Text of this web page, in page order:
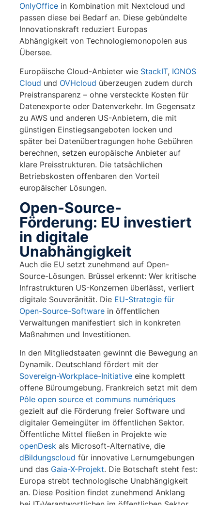
OnlyOffice in Kombination mit Nextcloud und
passen diese bei Bedarf an. Diese gebündelte
Innovationskraft reduziert Europas
Abhängigkeit von Technologiemonopolen aus
Übersee.
Europäische Cloud-Anbieter wie StackIT, IONOS
Cloud und OVHcloud überzeugen zudem durch
Preistransparenz – ohne versteckte Kosten für
Datenexporte oder Datenverkehr. Im Gegensatz
zu AWS und anderen US-Anbietern, die mit
günstigen Einstiegsangeboten locken und
später bei Datenübertragungen hohe Gebühren
berechnen, setzen europäische Anbieter auf
klare Preisstrukturen. Die tatsächlichen
Betriebskosten offenbaren den Vorteil
europäischer Lösungen.
Open-Source-
Förderung: EU investiert
in digitale
Unabhängigkeit
Auch die EU setzt zunehmend auf Open-
Source-Lösungen. Brüssel erkennt: Wer kritische
Infrastrukturen US-Konzernen überlässt, verliert
digitale Souveränität. Die EU-Strategie für
Open-Source-Software in öffentlichen
Verwaltungen manifestiert sich in konkreten
Maßnahmen und Investitionen.
In den Mitgliedstaaten gewinnt die Bewegung an
Dynamik. Deutschland fördert mit der
Sovereign-Workplace-Initiative eine komplett
offene Büroumgebung. Frankreich setzt mit dem
Pôle open source et communs numériques
gezielt auf die Förderung freier Software und
digitaler Gemeingüter im öffentlichen Sektor.
Öffentliche Mittel fließen in Projekte wie
openDesk als Microsoft-Alternative, die
dBildungscloud für innovative Lernumgebungen
und das Gaia-X-Projekt. Die Botschaft steht fest:
Europa strebt technologische Unabhängigkeit
an. Diese Position findet zunehmend Anklang